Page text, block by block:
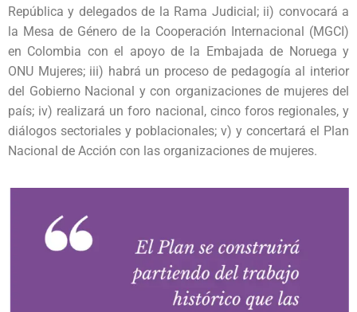
República y delegados de la Rama Judicial; ii) convocará a
la Mesa de Género de la Cooperación Internacional (MGCI)
en Colombia con el apoyo de la Embajada de Noruega y
ONU Mujeres; iii) habrá un proceso de pedagogía al interior
del Gobierno Nacional y con organizaciones de mujeres del
país; iv) realizará un foro nacional, cinco foros regionales, y
diálogos sectoriales y poblacionales; v) y concertará el Plan
Nacional de Acción con las organizaciones de mujeres.